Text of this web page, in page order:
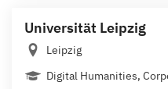
Universität Leipzig
Leipzig
Digital Humanities,